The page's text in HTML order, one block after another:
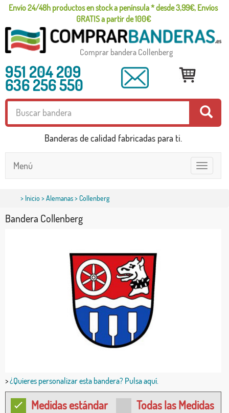
Envío 24/48h productos en stock a península * desde 3,99€, Envíos
GRATIS a partir de 100€
Comprar bandera Collenberg
951 204 209
636 256 550
Banderas de calidad fabricadas para ti.
Toggle
navigation
Menú
> Inicio>Alemanas> Collenberg
Bandera Collenberg
>¿Quieres personalizar esta bandera? Pulsa aquí.
Medidas estándar Todas las Medidas